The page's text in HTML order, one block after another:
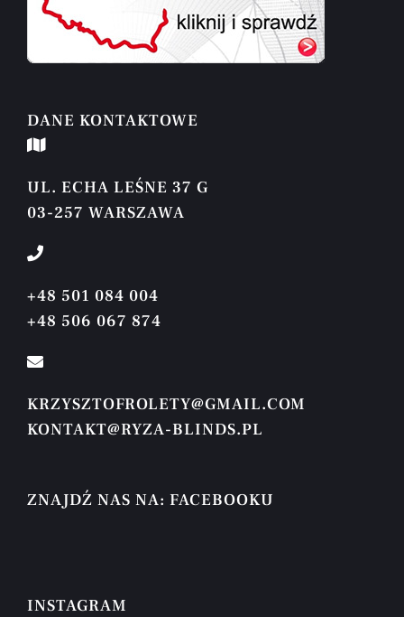
DANE KONTAKTOWE
UL. ECHA LEŚNE 37 G
03-257 WARSZAWA
+48 501 084 004
+48 506 067 874
KRZYSZTOFROLETY@GMAIL.COM
KONTAKT@RYZA-BLINDS.PL
ZNAJDŹ NAS NA: FACEBOOKU
INSTAGRAM